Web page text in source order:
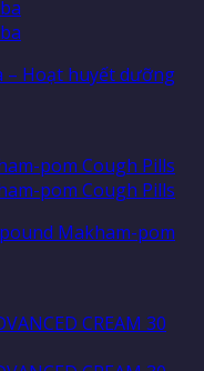
– Hoạt huyết dưỡng
Makham-pom